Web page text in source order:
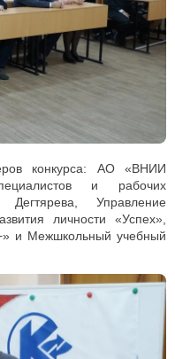
конкурса: АО «ВНИИ
и рабочих
Управление
личности «Успех»,
и Межшкольный учебный